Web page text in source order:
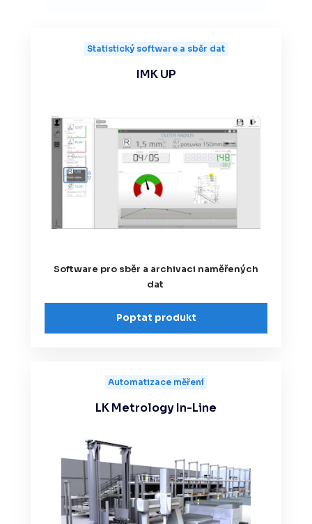
Statistický software a sběr dat
IMK UP
Software pro sběr a archivaci naměřených
dat
Poptat produkt
Automatizace měření
LK Metrology In-Line